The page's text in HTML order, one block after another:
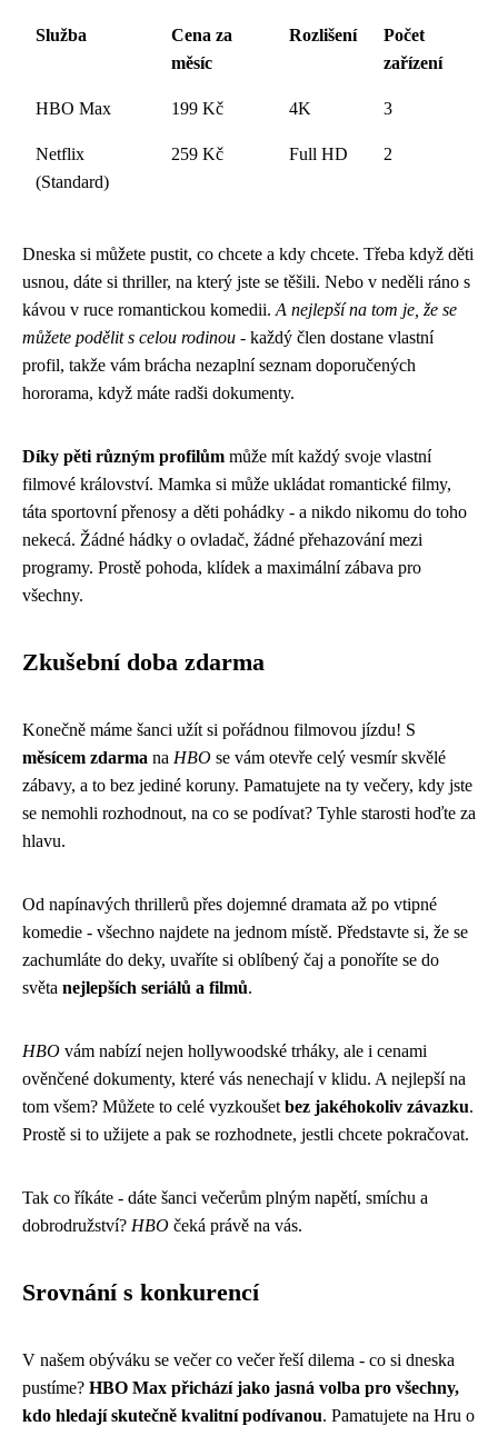
Služba
Cena za
měsíc
Rozlišení
Počet
zařízení
HBO Max 199 Kč 4K 3
Netflix
(Standard)
259 Kč Full HD 2
Dneska si můžete pustit, co chcete a kdy chcete. Třeba když děti
usnou, dáte si thriller, na který jste se těšili. Nebo v neděli ráno s
kávou v ruce romantickou komedii. A nejlepší na tom je, že se
můžete podělit s celou rodinou - každý člen dostane vlastní
profil, takže vám brácha nezaplní seznam doporučených
hororama, když máte radši dokumenty.
Díky pěti různým profilům může mít každý svoje vlastní
filmové království. Mamka si může ukládat romantické filmy,
táta sportovní přenosy a děti pohádky - a nikdo nikomu do toho
nekecá. Žádné hádky o ovladač, žádné přehazování mezi
programy. Prostě pohoda, klídek a maximální zábava pro
všechny.
Zkušební doba zdarma
Konečně máme šanci užít si pořádnou filmovou jízdu! S
měsícem zdarma na HBO se vám otevře celý vesmír skvělé
zábavy, a to bez jediné koruny. Pamatujete na ty večery, kdy jste
se nemohli rozhodnout, na co se podívat? Tyhle starosti hoďte za
hlavu.
Od napínavých thrillerů přes dojemné dramata až po vtipné
komedie - všechno najdete na jednom místě. Představte si, že se
zachumláte do deky, uvaříte si oblíbený čaj a ponoříte se do
světa nejlepších seriálů a filmů.
HBO vám nabízí nejen hollywoodské trháky, ale i cenami
ověnčené dokumenty, které vás nenechají v klidu. A nejlepší na
tom všem? Můžete to celé vyzkoušet bez jakéhokoliv závazku.
Prostě si to užijete a pak se rozhodnete, jestli chcete pokračovat.
Tak co říkáte - dáte šanci večerům plným napětí, smíchu a
dobrodružství? HBO čeká právě na vás.
Srovnání s konkurencí
V našem obýváku se večer co večer řeší dilema - co si dneska
pustíme? HBO Max přichází jako jasná volba pro všechny,
kdo hledají skutečně kvalitní podívanou. Pamatujete na Hru o